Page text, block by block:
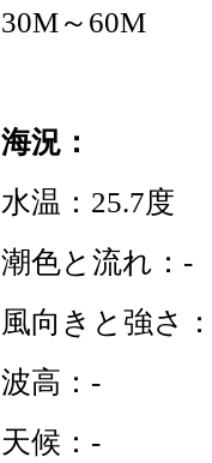
30M～60M
海況：
水温：25.7度
潮色と流れ：-
風向きと強さ
波高：-
天候：-